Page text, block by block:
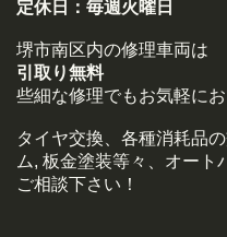
定休日： 毎週火曜日
堺市南区内の修理車両は
引取り無料
些細な修理でもお気軽に
タイヤ交換、各種消耗品
ム, 板金塗装等々、オート
ご相談下さい！